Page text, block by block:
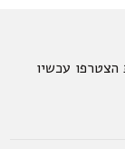
הצטרפו עכשיו